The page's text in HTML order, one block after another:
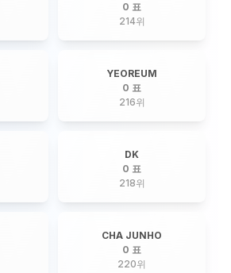
0 표
214위
YEOREUM
0 표
216위
DK
0 표
218위
CHA JUNHO
0 표
220위